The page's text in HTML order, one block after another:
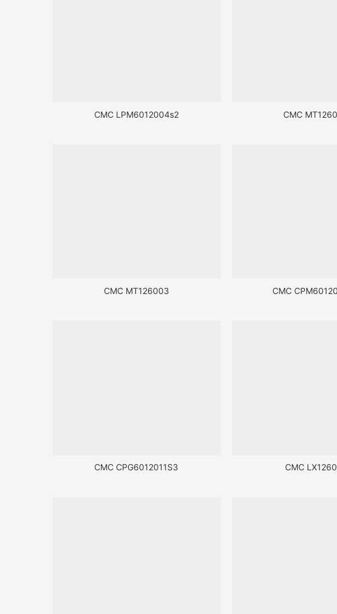
CMC LPM6012004s2 CMC
CMC MT126003 CMC
CMC CPG6012011S3 CMC